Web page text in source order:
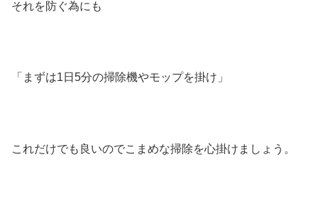
それを防ぐ為にも
「まずは1日5分の掃除機やモップを掛け」
これだけでも良いのでこまめな掃除を心掛けましょう。